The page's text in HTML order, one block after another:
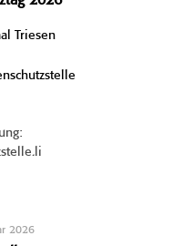
Triesen
2026